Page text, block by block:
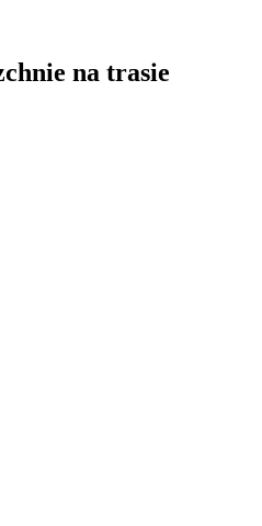
na trasie